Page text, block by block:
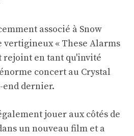
associé à Snow
« These Alarms
rejoint en tant qu'invité
concert au Crystal
end dernier.
jouer aux côtés de
un nouveau film et a